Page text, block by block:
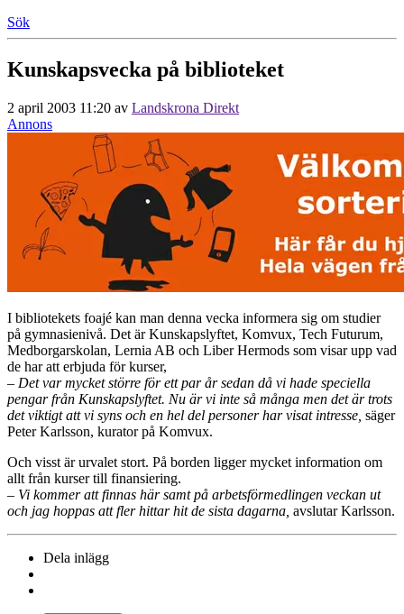
Sök
Kunskapsvecka på biblioteket
2 april 2003 11:20 av Landskrona Direkt
Annons
I bibliotekets foajé kan man denna vecka informera sig om studier
på gymnasienivå. Det är Kunskapslyftet, Komvux, Tech Futurum,
Medborgarskolan, Lernia AB och Liber Hermods som visar upp vad
de har att erbjuda för kurser,
– Det var mycket större för ett par år sedan då vi hade speciella
pengar från Kunskapslyftet. Nu är vi inte så många men det är trots
det viktigt att vi syns och en hel del personer har visat intresse, säger
Peter Karlsson, kurator på Komvux.
Och visst är urvalet stort. På borden ligger mycket information om
allt från kurser till finansiering.
– Vi kommer att finnas här samt på arbetsförmedlingen veckan ut
och jag hoppas att fler hittar hit de sista dagarna, avslutar Karlsson.
Dela inlägg